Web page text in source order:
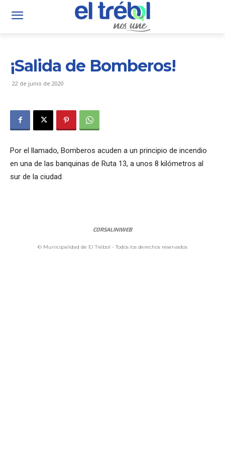
¡Salida de Bomberos!
22 de junio de 2020
Por el llamado, Bomberos acuden a un principio de incendio
en una de las banquinas de Ruta 13, a unos 8 kilómetros al
sur de la ciudad.
CORSALINIWEB
© Municipalidad de El Trébol - Todos los derechos reservados